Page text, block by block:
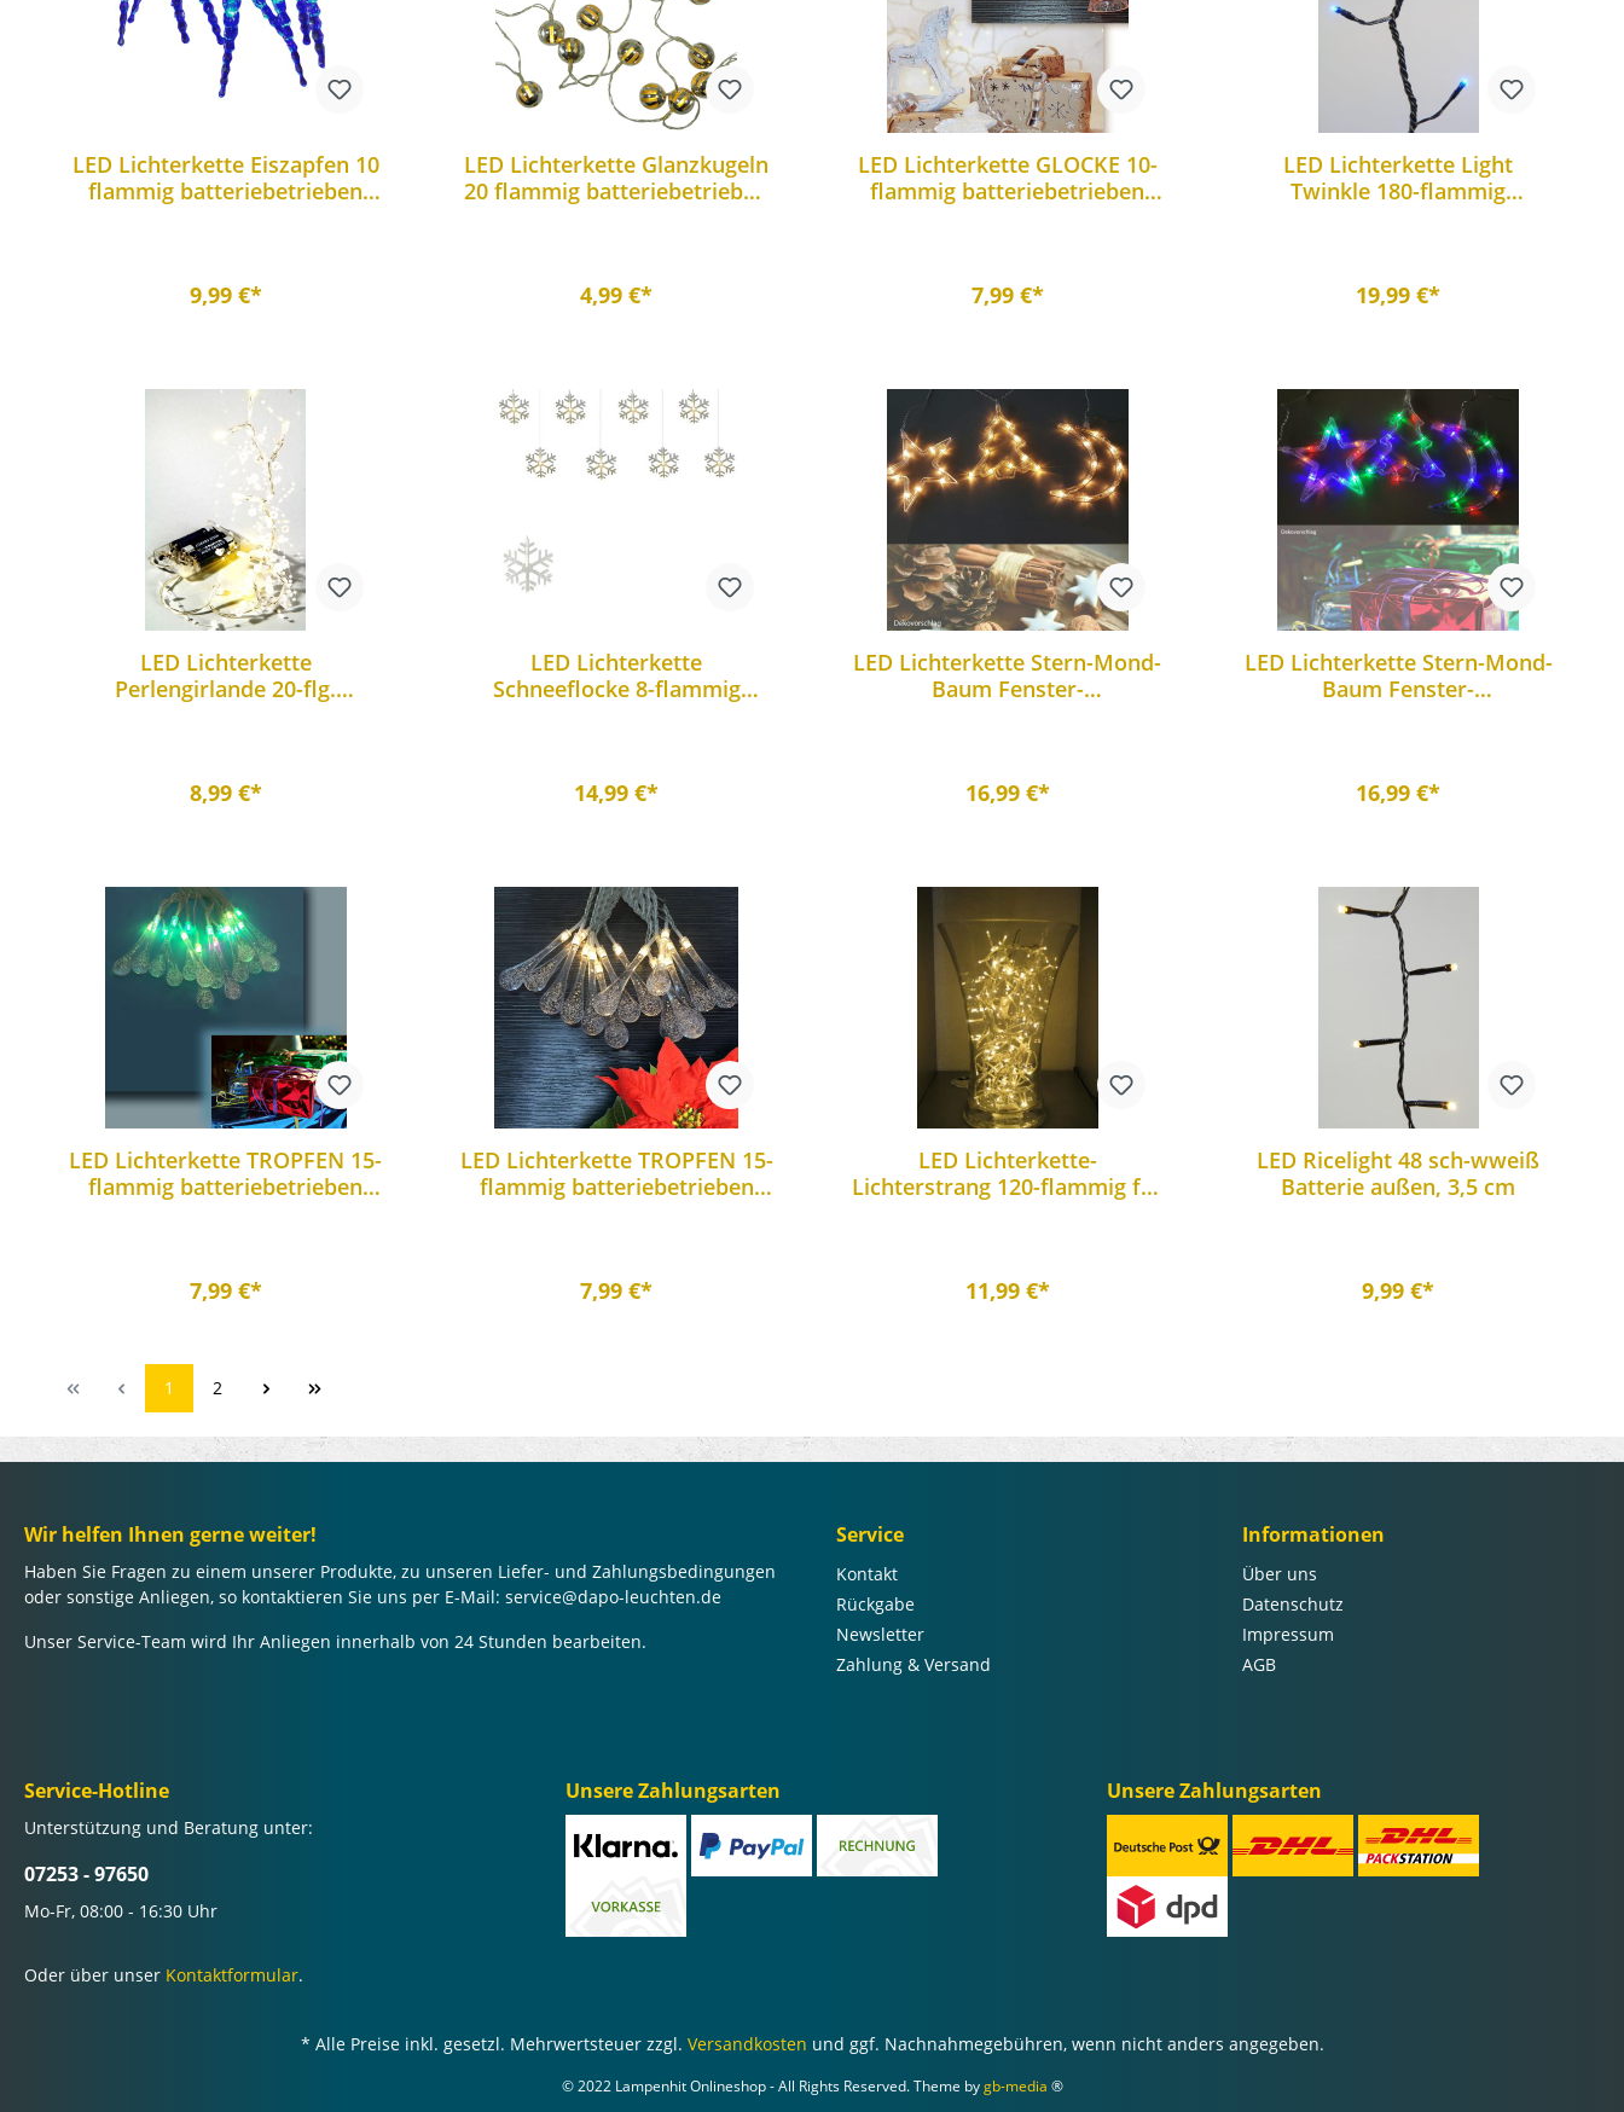
LED Lichterkette Eiszapfen 10
flammig batteriebetrieben
9,99 €*
LED Lichterkette Glanzkugeln
20 flammig batteriebetrieben
4,99 €*
LED Lichterkette GLOCKE 10-
flammig batteriebetrieben
7,99 €*
LED Lichterkette Light
Twinkle 180-flammig
19,99 €*
LED Lichterkette
Perlengirlande 20-flg.
8,99 €*
LED Lichterkette
Schneeflocke 8-flammig
14,99 €*
LED Lichterkette Stern-Mond-
Baum Fenster-
16,99 €*
LED Lichterkette Stern-Mond-
Baum Fenster-
16,99 €*
LED Lichterkette TROPFEN 15-
flammig batteriebetrieben
7,99 €*
LED Lichterkette TROPFEN 15-
flammig batteriebetrieben
7,99 €*
LED Lichterkette-
Lichterstrang 120-flammig für
11,99 €*
LED Ricelight 48 sch-wweiß
Batterie außen, 3,5 cm
9,99 €*
1 2
Wir helfen Ihnen gerne weiter!
Haben Sie Fragen zu einem unserer Produkte, zu unseren Liefer- und Zahlungsbedingungen
oder sonstige Anliegen, so kontaktieren Sie uns per E-Mail: service@dapo-leuchten.de
Unser Service-Team wird Ihr Anliegen innerhalb von 24 Stunden bearbeiten.
Service
Kontakt
Rückgabe
Newsletter
Zahlung & Versand
Informationen
Über uns
Datenschutz
Impressum
AGB
Service-Hotline
Unterstützung und Beratung unter:
07253 - 97650
Mo-Fr, 08:00 - 16:30 Uhr
Oder über unser Kontaktformular.
Unsere Zahlungsarten Unsere Zahlungsarten
* Alle Preise inkl. gesetzl. Mehrwertsteuer zzgl. Versandkosten und ggf. Nachnahmegebühren, wenn nicht anders angegeben.
© 2022 Lampenhit Onlineshop - All Rights Reserved. Theme bygb-media ®